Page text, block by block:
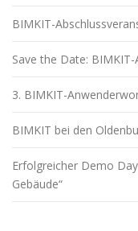
BIMKIT-
Save the Date:
3. BIMKIT-
BIMKIT bei den
Erfolgreicher Demo
Gebäude“